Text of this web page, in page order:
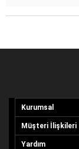
Kurumsal
Müşteri İlişkileri
Yardım